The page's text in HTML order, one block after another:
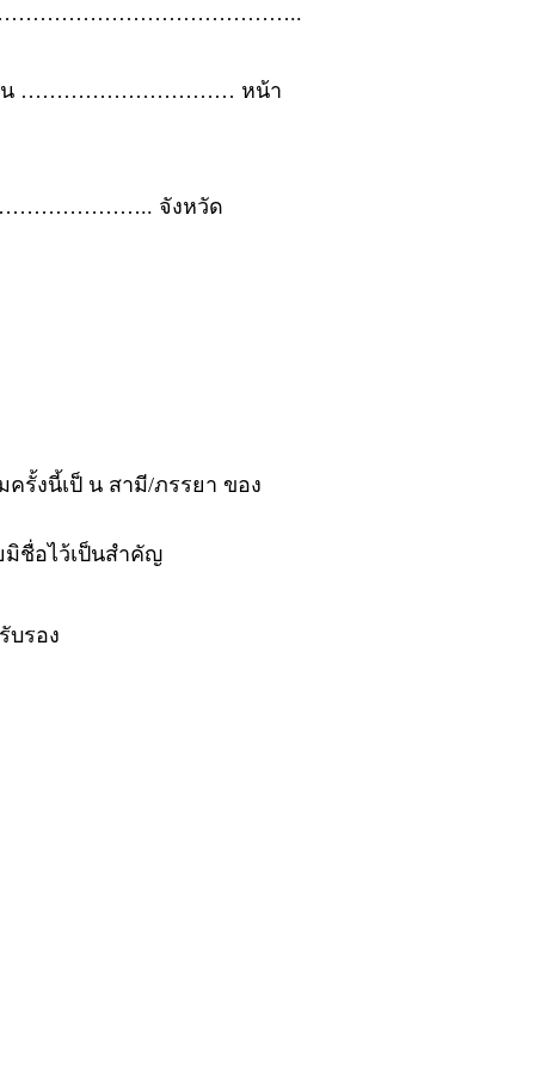
น ………………………… หน้า
จังหวัด
รั้งนี้เป็ น สามี/ภรรยา ของ
มิชื่อไว้เป็นสำคัญ
รอง